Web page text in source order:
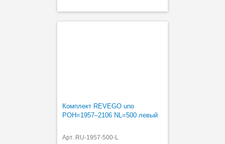
Комплект REVEGO uno
POH=1957–2106 NL=500 левый
Арт. RU-1957-500-L